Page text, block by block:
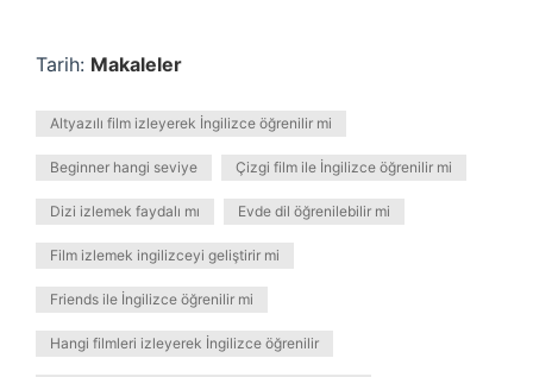
Tarih: Makaleler
Altyazılı film izleyerek İngilizce öğrenilir mi
Beginner hangi seviye Çizgi film ile İngilizce öğrenilir mi
Dizi izlemek faydalı mı Evde dil öğrenilebilir mi
Film izlemek ingilizceyi geliştirir mi
Friends ile İngilizce öğrenilir mi
Hangi filmleri izleyerek İngilizce öğrenilir